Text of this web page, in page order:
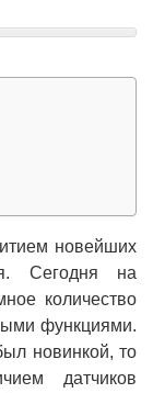
новейших
Cегодня на
количество
функциями.
новинкой, то
датчиков